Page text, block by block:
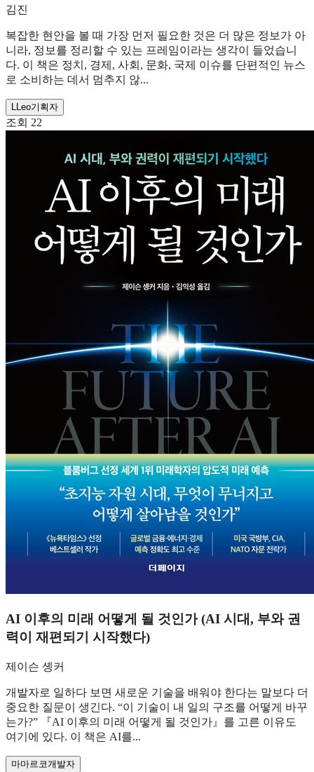
김진
복잡한 현안을 볼 때 가장 먼저 필요한 것은 더 많은 정보가 아
니라, 정보를 정리할 수 있는 프레임이라는 생각이 들었습니
다. 이 책은 정치, 경제, 사회, 문화, 국제 이슈를 단편적인 뉴스
로 소비하는 데서 멈추지 않...
LLeo기획자
조회 22
AI 이후의 미래 어떻게 될 것인가 (AI 시대, 부와 권
력이 재편되기 시작했다)
제이슨 솅커
개발자로 일하다 보면 새로운 기술을 배워야 한다는 말보다 더
중요한 질문이 생긴다. “이 기술이 내 일의 구조를 어떻게 바꾸
는가?” 『AI 이후의 미래 어떻게 될 것인가』를 고른 이유도
여기에 있다. 이 책은 AI를...
마마르코 개발자